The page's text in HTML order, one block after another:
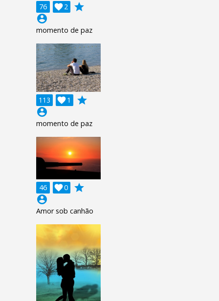
76 2

grade
account_circle
momento de paz
113 1

grade
account_circle
momento de paz
46 0

grade
account_circle
Amor sob canhão